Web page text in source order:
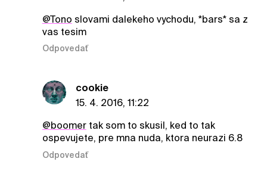
@Tono slovami dalekeho vychodu, *bars* sa z
vas tesim
Odpovedať
cookie
15. 4. 2016, 11:22
@boomertak som to skusil, ked to tak
ospevujete, pre mna nuda, ktora neurazi 6.8
Odpovedať